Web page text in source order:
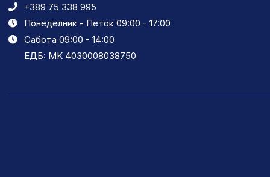
+389 75 338 995
Понеделник - Петок 09:00 - 17:00
Сабота 09:00 - 14:00
ЕДБ: MK 4030008038750